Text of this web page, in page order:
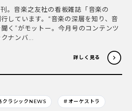
刊。音楽之友社の看板雑誌「音楽の
しています。“音楽の深層を知り、音
く”がモットー。今月号のコンテンツ
ナンバ...
詳しく見る
クラシックNEWS ＃オーケストラ